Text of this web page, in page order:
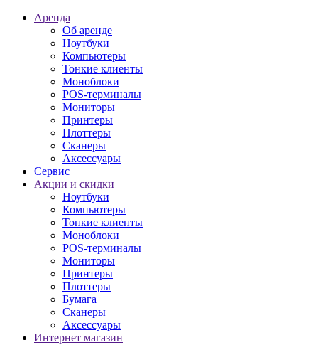
Аренда
Об аренде
Ноутбуки
Компьютеры
Тонкие клиенты
Моноблоки
POS-терминалы
Мониторы
Принтеры
Плоттеры
Сканеры
Аксессуары
Сервис
Акции и скидки
Ноутбуки
Компьютеры
Тонкие клиенты
Моноблоки
POS-терминалы
Мониторы
Принтеры
Плоттеры
Бумага
Сканеры
Аксессуары
Интернет магазин